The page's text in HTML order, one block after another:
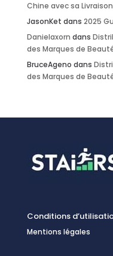
Chine avec sa
JasonKet dans 2025
Danielaxorn dans
des Marques de
BruceAgeno dans
des Marques de
Conditions
Mentions légales